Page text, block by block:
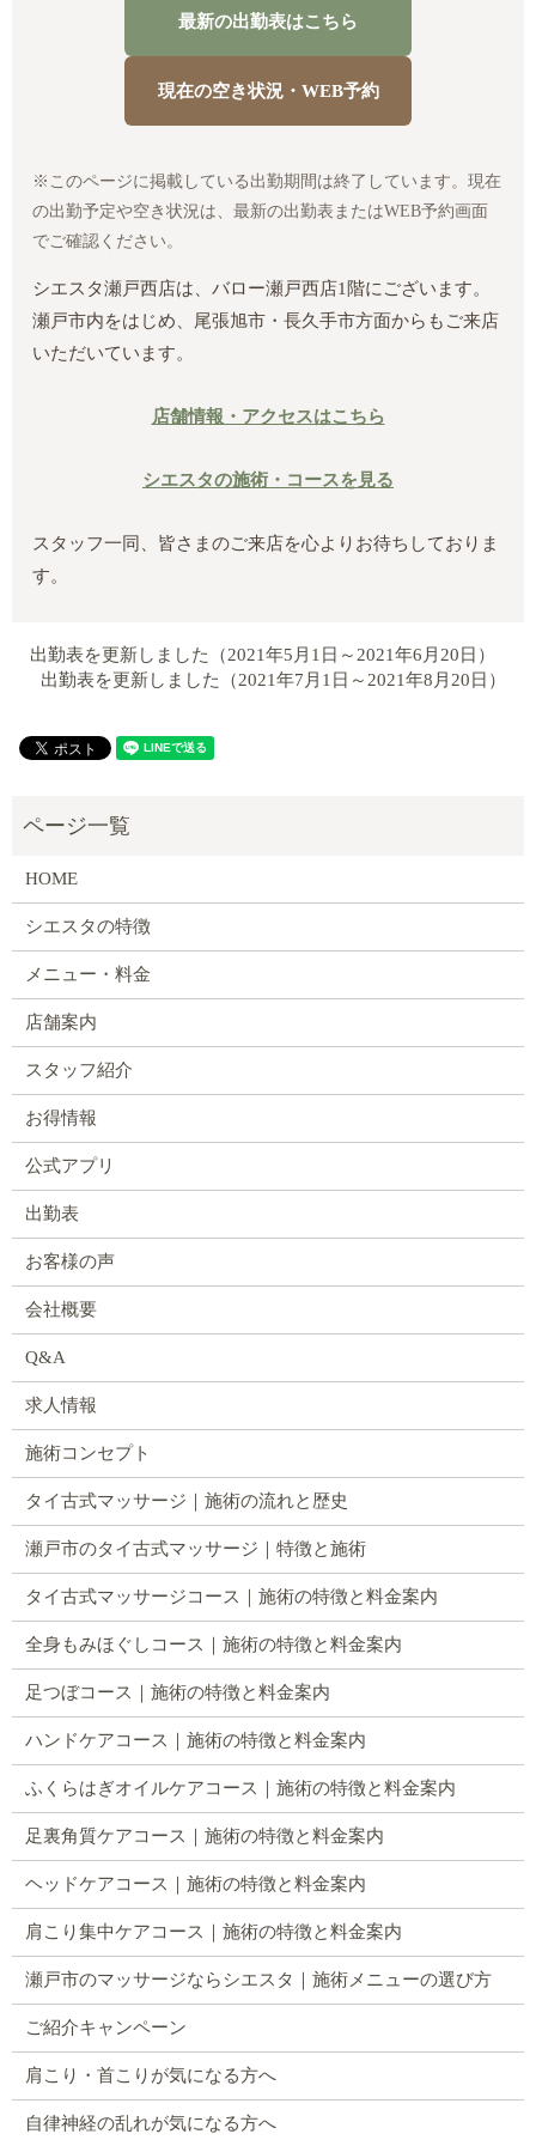
最新の出勤表はこちら
現在の空き状況・WEB予約
※このページに掲載している出勤期間は終了しています。現在
の出勤予定や空き状況は、最新の出勤表またはWEB予約画面
でご確認ください。
シエスタ瀬戸西店は、バロー瀬戸西店1階にございます。
瀬戸市内をはじめ、尾張旭市・長久手市方面からもご来店
いただいています。
店舗情報・アクセスはこちら
シエスタの施術・コースを見る
スタッフ一同、皆さまのご来店を心よりお待ちしておりま
す。
出勤表を更新しました（2021年5月1日～2021年6月20日）
出勤表を更新しました（2021年7月1日～2021年8月20日）
HOME
シエスタの特徴
メニュー・料金
店舗案内
スタッフ紹介
お得情報
公式アプリ
出勤表
お客様の声
会社概要
Q&A
求人情報
施術コンセプト
タイ古式マッサージ｜施術の流れと歴史
瀬戸市のタイ古式マッサージ｜特徴と施術
タイ古式マッサージコース｜施術の特徴と料金案内
全身もみほぐしコース｜施術の特徴と料金案内
足つぼコース｜施術の特徴と料金案内
ハンドケアコース｜施術の特徴と料金案内
ふくらはぎオイルケアコース｜施術の特徴と料金案内
足裏角質ケアコース｜施術の特徴と料金案内
ヘッドケアコース｜施術の特徴と料金案内
肩こり集中ケアコース｜施術の特徴と料金案内
瀬戸市のマッサージならシエスタ｜施術メニューの選び方
ご紹介キャンペーン
肩こり・首こりが気になる方へ
自律神経の乱れが気になる方へ